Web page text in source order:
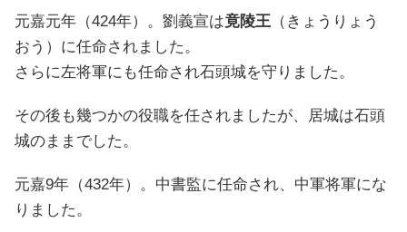
元嘉元年（424年）。劉義宣は竟陵王 （きょうりょう
おう）に任命されました。
さらに左将軍にも任命され石頭城を守りました。
その後も幾つかの役職を任されましたが、居城は石頭
城のままでした。
元嘉9年（432年）。中書監に任命され、中軍将軍にな
りました。